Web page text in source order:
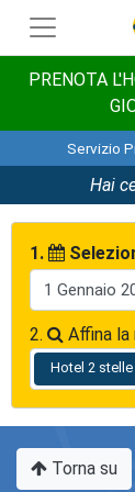
PRENOTA
Servizio
Hai
1.
2. Affina
Hotel 2 stelle
Torna su